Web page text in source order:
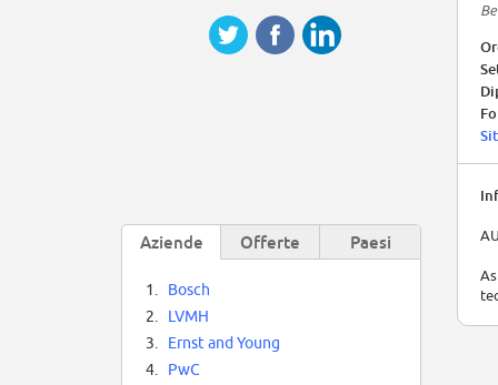
Aziende Offerte Paesi
1.
Bosch
2.
LVMH
3.
Ernst and Young
4.
PwC